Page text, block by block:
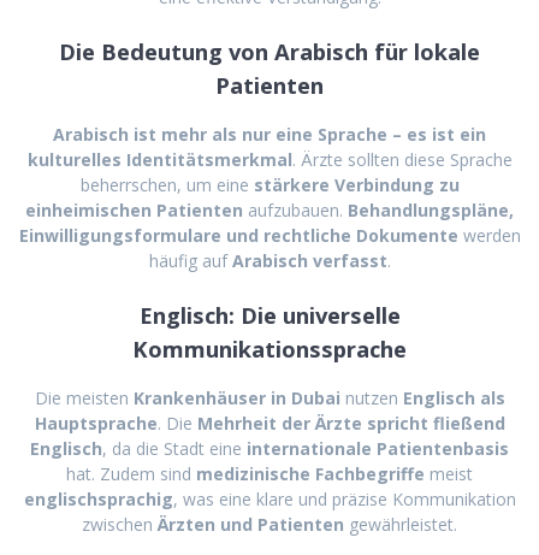
Die Bedeutung von Arabisch für lokale
Patienten
Arabisch ist mehr als nur eine Sprache – es ist ein
kulturelles Identitätsmerkmal. Ärzte sollten diese Sprache
beherrschen, um eine stärkere Verbindung zu
einheimischen Patienten aufzubauen. Behandlungspläne,
Einwilligungsformulare und rechtliche Dokumente werden
häufig aufArabisch verfasst.
Englisch: Die universelle
Kommunikationssprache
Die meisten Krankenhäuser in Dubai nutzen Englisch als
Hauptsprache. Die Mehrheit der Ärzte spricht fließend
Englisch, da die Stadt eine internationale Patientenbasis
hat. Zudem sind medizinische Fachbegriffe meist
englischsprachig, was eine klare und präzise Kommunikation
zwischenÄrzten und Patienten gewährleistet.